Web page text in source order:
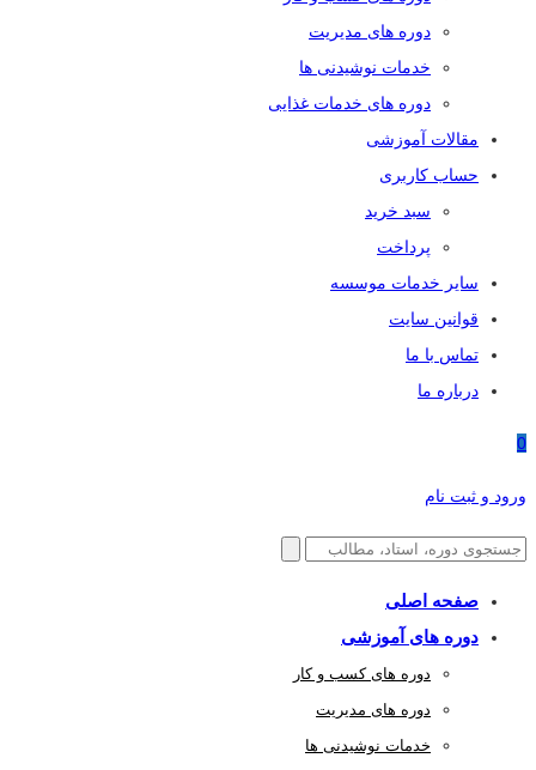
دوره های مدیریت
خدمات نوشیدنی ها
دوره های خدمات غذایی
مقالات آموزشی
حساب کاربری
سبد خرید
پرداخت
سایر خدمات موسسه
قوانین سایت
تماس با ما
درباره ما
0
ورود و ثبت نام
صفحه اصلی
دوره های آموزشی
دوره های کسب و کار
دوره های مدیریت
خدمات نوشیدنی ها